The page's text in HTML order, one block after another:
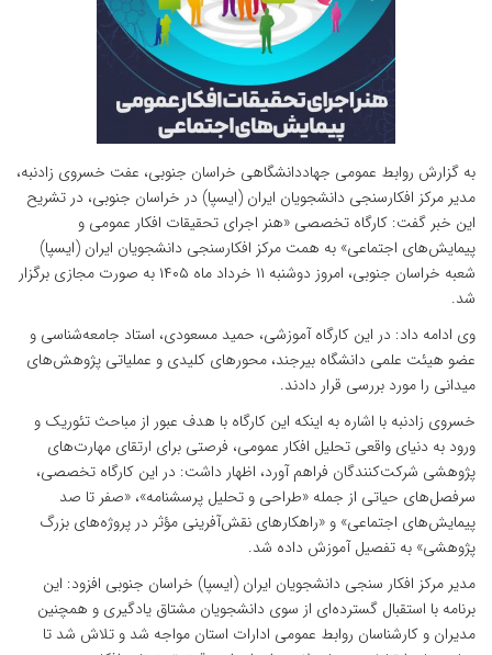
به گزارش روابط عمومی جهاددانشگاهی خراسان جنوبی، عفت خسروی زادنبه،
مدیر مرکز افکارسنجی دانشجویان ایران (ایسپا) در خراسان جنوبی، در تشریح
این خبر گفت: کارگاه تخصصی «هنر اجرای تحقیقات افکار عمومی و
پیمایش‌های اجتماعی» به همت مرکز افکارسنجی دانشجویان ایران (ایسپا)
شعبه خراسان جنوبی، امروز دوشنبه ۱۱ خرداد ماه ۱۴۰۵ به صورت مجازی برگزار
شد.
وی ادامه داد: در این کارگاه آموزشی، حمید مسعودی، استاد جامعه‌شناسی و
عضو هیئت علمی دانشگاه بیرجند، محورهای کلیدی و عملیاتی پژوهش‌های
میدانی را مورد بررسی قرار دادند.
خسروی زادنبه با اشاره به اینکه این کارگاه با هدف عبور از مباحث تئوریک و
ورود به دنیای واقعی تحلیل افکار عمومی، فرصتی برای ارتقای مهارت‌های
پژوهشی شرکت‌کنندگان فراهم آورد، اظهار داشت: در این کارگاه تخصصی،
سرفصل‌های حیاتی از جمله «طراحی و تحلیل پرسشنامه»، «صفر تا صد
پیمایش‌های اجتماعی» و «راهکارهای نقش‌آفرینی مؤثر در پروژه‌های بزرگ
پژوهشی» به تفصیل آموزش داده شد.
مدیر مرکز افکار سنجی دانشجویان ایران (ایسپا) خراسان جنوبی افزود: این
برنامه با استقبال گسترده‌ای از سوی دانشجویان مشتاق یادگیری و همچنین
مدیران و کارشناسان روابط عمومی ادارات استان مواجه شد و تلاش شد تا